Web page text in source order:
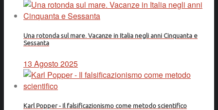
Una rotonda sul mare. Vacanze in Italia negli anni Cinquanta e
Sessanta
13 Agosto 2025
Karl Popper - Il falsificazionismo come metodo scientifico